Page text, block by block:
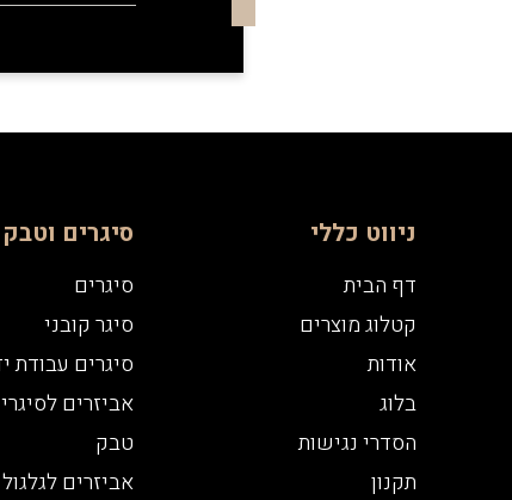
ניווט כללי
דף הבית
קטלוג מוצרים
אודות
בלוג
הסדרי נגישות
תקנון
סיגרים וטבק
סיגרים
סיגר קובני
סיגרים עבודת
אביזרים
טבק
אביזרים לגלגול